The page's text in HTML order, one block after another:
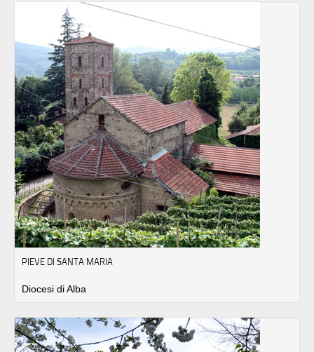
PIEVE DI SANTA MARIA
Diocesi di Alba